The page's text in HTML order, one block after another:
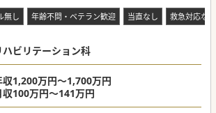
無し 年齢不問・ベテラン歓迎 当直なし 救急対応なし
ハビリテーション科
収1,200万円～1,700万円
収100万円～141万円